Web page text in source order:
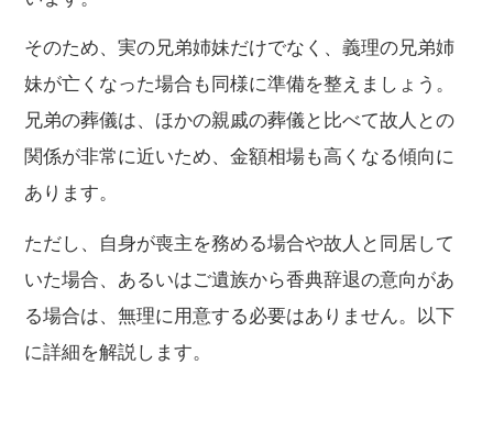
そのため、実の兄弟姉妹だけでなく、義理の兄弟姉
妹が亡くなった場合も同様に準備を整えましょう。
兄弟の葬儀は、ほかの親戚の葬儀と比べて故人との
関係が非常に近いため、金額相場も高くなる傾向に
あります。
ただし、自身が喪主を務める場合や故人と同居して
いた場合、あるいはご遺族から香典辞退の意向があ
る場合は、無理に用意する必要はありません。以下
に詳細を解説します。